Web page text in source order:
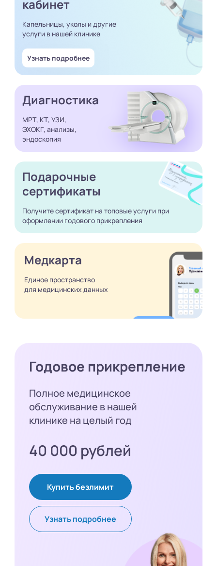
кабинет
Капельницы, уколы и другие
услуги в нашей клинике
Узнать подробнее
Диагностика
МРТ, КТ, УЗИ,
ЭХОКГ, анализы,
эндоскопия
Подарочные
сертификаты
Получите сертификат на топовые услуги при
оформлении годового прикрепления
Медкарта
Единое пространство
для медицинских данных
Годовое прикрепление
Полное медицинское
обслуживание в нашей
клинике на целый год
40 000 рублей
Купить безлимит
Узнать подробнее